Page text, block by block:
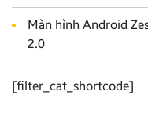
Màn hình Android
2.0
[filter_cat_shortcode]